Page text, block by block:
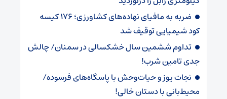
ضربه ‌به مافیای نهاده‌های کشاورزی؛ 176 کیسه
کود شیمیایی توقیف شد
تداوم ششمین سال خشکسالی در سمنان/ چالش‌
جدی‌ تامین شرب!
نجات یوز و حیات‌وحش با پاسگاه‌های فرسوده/
‌محیط‌بانی با دستان خالی!